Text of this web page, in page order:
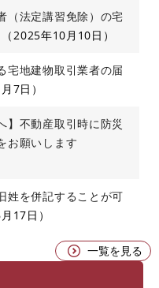
（法定講習免除）の宅
2025年10月10日
宅地建物取引業者の届
7日
】不動産取引時に防災
お願いします
姓を併記することが可
17日
一覧を見る